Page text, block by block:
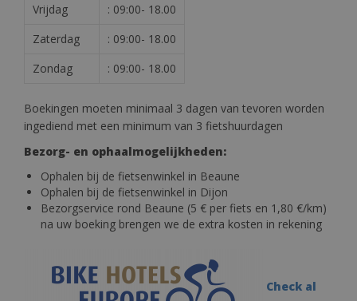
Vrijdag
: 09:00- 18.00
Zaterdag
: 09:00- 18.00
Zondag
: 09:00- 18.00
Boekingen moeten minimaal 3 dagen van tevoren worden
ingediend met een minimum van 3 fietshuurdagen
Bezorg- en ophaalmogelijkheden:
Ophalen bij de fietsenwinkel in Beaune
Ophalen bij de fietsenwinkel in Dijon
Bezorgservice rond Beaune (5 € per fiets en 1,80 €/km)
na uw boeking brengen we de extra kosten in rekening
Check al